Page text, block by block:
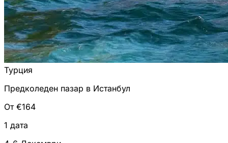
Турция
Предколеден пазар в Истанбул
От €164
1 дата